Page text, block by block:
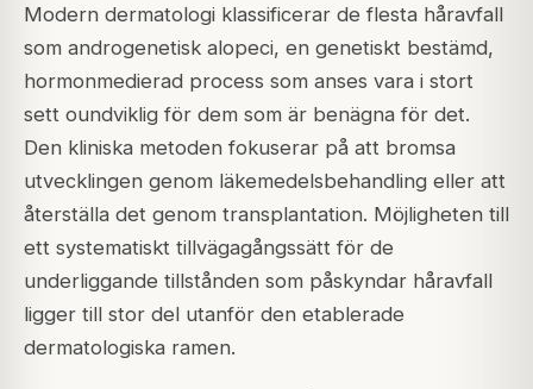
Modern dermatologi klassificerar de flesta håravfall
som androgenetisk alopeci, en genetiskt bestämd,
hormonmedierad process som anses vara i stort
sett oundviklig för dem som är benägna för det.
Den kliniska metoden fokuserar på att bromsa
utvecklingen genom läkemedelsbehandling eller att
återställa det genom transplantation. Möjligheten till
ett systematiskt tillvägagångssätt för de
underliggande tillstånden som påskyndar håravfall
ligger till stor del utanför den etablerade
dermatologiska ramen.